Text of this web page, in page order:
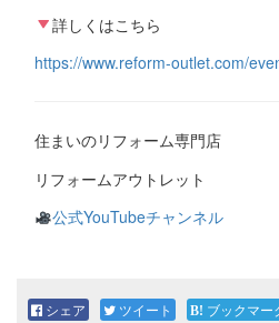
詳しくはこちら
https://www.reform-outlet.com/
住まいのリフォーム専門店
リフォームアウトレット
公式YouTubeチャンネル
シェア ツイート ブックマー